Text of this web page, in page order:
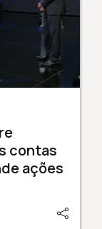
contas
ações